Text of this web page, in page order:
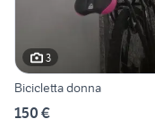
3
Bicicletta donna
150 €